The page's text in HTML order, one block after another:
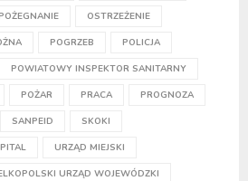
OSTRZEŻENIE
POGRZEB POLICJA
POWIATOWY INSPEKTOR SANITARNY
POŻAR PRACA PROGNOZA
SANPEID SKOKI
URZĄD MIEJSKI
URZĄD WOJEWÓDZKI